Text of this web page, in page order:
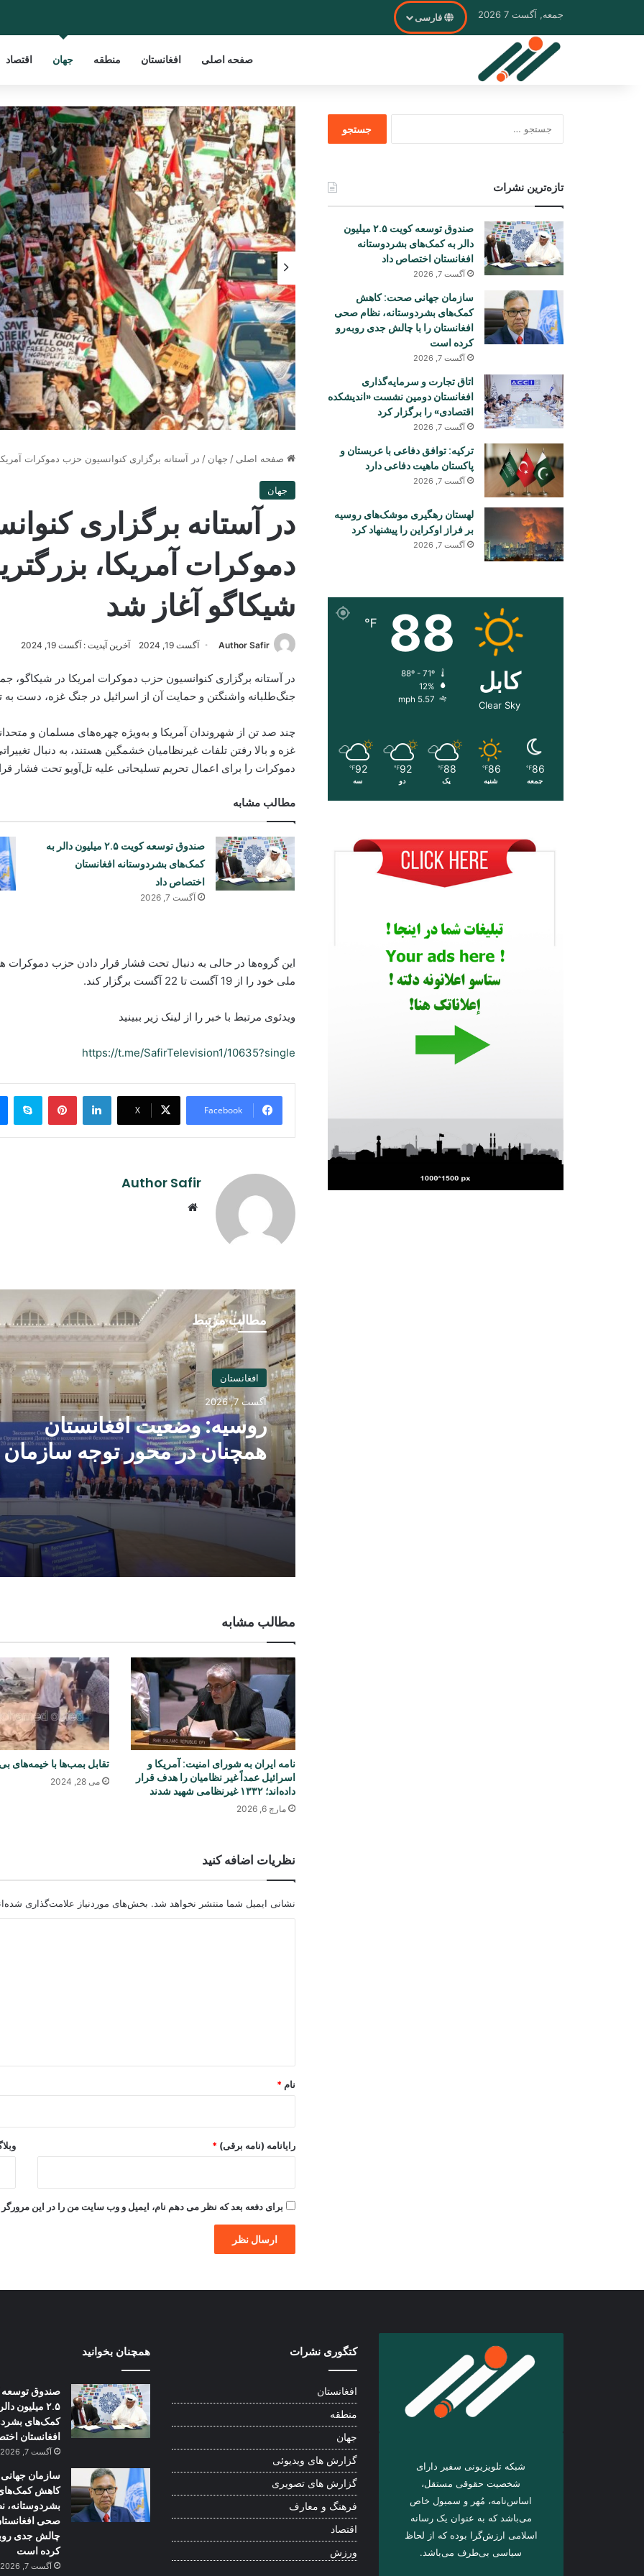
جمعه, آگست 7 2026 فارسی
صفحه اصلی افغانستان منطقه جهان اقتصاد
صفحه اصلی / جهان / در آستانه برگزاری کنوانسیون حزب دموکرات
جهان
در آستانه برگزاری
دموکرات آمریکا،
شیکاگو آغاز شد
Author Safir آگست 19, 2024 آخرین آپدیت : آگست 19, 2024
در آستانه برگزاری کنوانسیون حزب دموکرات امریکا در
جنگ‌طلبانه واشنگتن و حمایت آن از اسرائیل در جنگ غزه، دست به
چند صد تن از شهروندان آمریکا و به‌ویژه چهره‌های مسلمان و
غزه و بالا رفتن تلفات غیرنظامیان خشمگین هستند، به دنبال
دموکرات را برای اعمال تحریم تسلیحاتی علیه تل‌آویو تحت فشار
مطالب مشابه
صندوق توسعه کویت ۲.۵ میلیون دالر به
کمک‌های بشردوستانه افغانستان
اختصاص داد
آگست 7, 2026
این گروه‌ها در حالی به دنبال تحت فشار قرار دادن حزب
ملی خود را از 19 آگست تا 22 آگست برگزار کند.
ویدئوی مرتبط با خبر را از لینک زیر ببینید
https://t.me/SafirTelevision1/10635?single
Facebook
X
LinkedIn
Pinterest
Author Safir
مطالب مرتبط
افغانستان
آگست 7, 2026
روسیه: وضعیت افغانستان
همچنان در محور توجه سازمان
پیمان امنیت جمعی قرار دارد
مطالب مشابه
نامه ایران به شورای امنیت: آمریکا و
اسرائیل عمداً غیر نظامیان را هدف قرار
داده‌اند؛ ۱۳۳۲ غیرنظامی شهید شدند
مارچ 6, 2026
تقابل بمب‌ها با خیمه‌های
می 28, 2024
نظریات اضافه کنید
نشانی ایمیل شما منتشر نخواهد شد. بخش‌های موردنیاز علامت‌گذاری
نام *
رایانامه (نامه برقی) *
برای دفعه بعد که نظر می دهم نام، ایمیل و وب سایت من را در این مرورگر
تازه‌ترین نشرات
صندوق توسعه کویت ۲.۵ میلیون
دالر به کمک‌های بشردوستانه
افغانستان اختصاص داد
آگست 7, 2026
سازمان جهانی صحت: کاهش
کمک‌های بشردوستانه، نظام صحی
افغانستان را با چالش جدی روبه‌رو
کرده است
آگست 7, 2026
اتاق تجارت و سرمایه‌گذاری
افغانستان دومین نشست «اندیشکده
اقتصادی» را برگزار کرد
آگست 7, 2026
ترکیه: توافق دفاعی با عربستان و
پاکستان ماهیت دفاعی دارد
آگست 7, 2026
لهستان رهگیری موشک‌های روسیه
بر فراز اوکراین را پیشنهاد کرد
آگست 7, 2026
کابل
Clear Sky
88
℉
12%
5.57 mph
86
℉
جمعه
86
℉
شنبه
88
℉
یک
92
℉
دو
92
℉
سه
شبکه تلویزیونی سفیر دارای
شخصیت حقوقی مستقل،
اساس‌نامه، مُهر و سمبول خاص
می‌باشد که به عنوان یک رسانه
اسلامی ارزش‌گرا بوده که از لحاظ
سیاسی بی‌طرف می‌باشد.
کتگوری نشرات
افغانستان
منطقه
جهان
گزارش های ویدیوئی
گزارش های تصویری
فرهنگ و معارف
اقتصاد
ورزش
همچنان بخوانید
صندوق
۲.۵ میلیون
کمک‌های
افغانستان
آگست 7, 2026
سازمان
کاهش
بشردوستانه،
صحی
چالش جدی
کرده است
آگست 7, 2026